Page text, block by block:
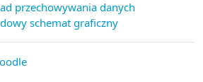
przechowywania danych
schemat graficzny